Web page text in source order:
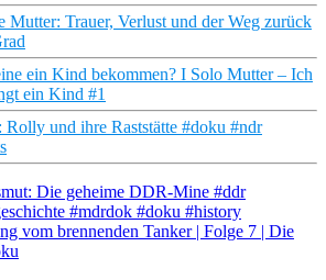
Mutter: Trauer, Verlust und der Weg zurück
ein Kind bekommen? I Solo Mutter – Ich
ein Kind #1
und ihre Raststätte #doku #ndr
Die geheime DDR-Mine #ddr
#mdrdok #doku #history
vom brennenden Tanker | Folge 7 | Die